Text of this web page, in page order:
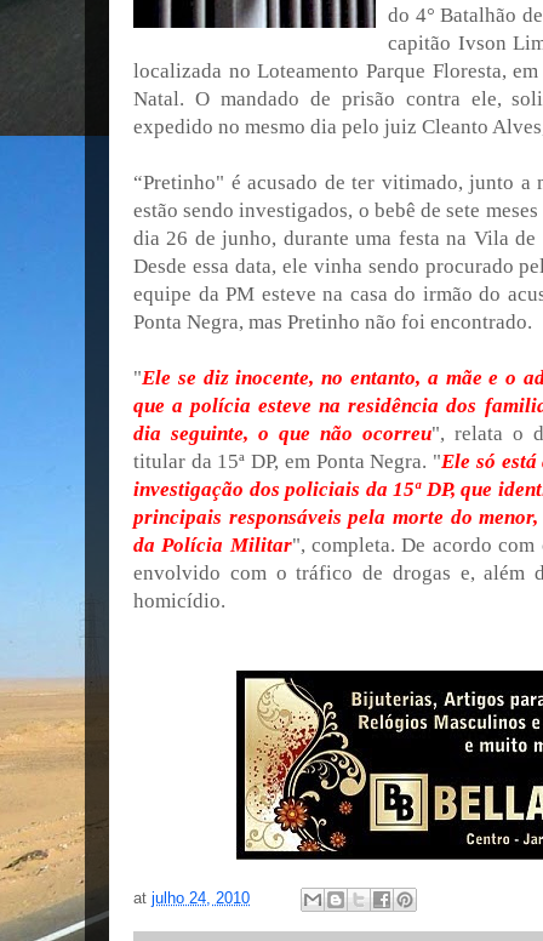
do 4° Batalhão
capitão Ivson
localizada no Loteamento Parque Floresta,
Natal. O mandado de prisão contra ele,
expedido no mesmo dia pelo juiz Cleanto
“Pretinho" é acusado de ter vitimado, junto a
estão sendo investigados, o bebê de sete
dia 26 de junho, durante uma festa na Vila
Desde essa data, ele vinha sendo procurado
equipe da PM esteve na casa do irmão do
Ponta Negra, mas Pretinho não foi encontrado.
"Ele se diz inocente, no entanto, a mãe e o
que a polícia esteve na residência dos
dia seguinte, o que não ocorreu", relata o
titular da 15ª DP, em Ponta Negra. "Ele só
investigação dos policiais da 15ª DP, que
principais responsáveis pela morte do
da Polícia Militar", completa. De acordo
envolvido com o tráfico de drogas e, além
homicídio.
at julho 24, 2010